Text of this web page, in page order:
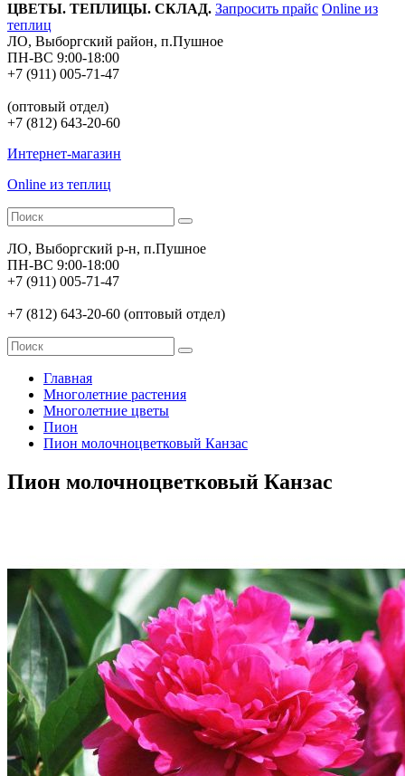
ЦВЕТЫ. ТЕПЛИЦЫ. СКЛАД. Запросить прайс Online из
теплиц
ЛО, Выборгский район, п.Пушное
ПН-ВС 9:00-18:00
+7 (911) 005-71-47
(оптовый отдел)
+7 (812) 643-20-60
Интернет-магазин
Online из теплиц
ЛО, Выборгский р-н, п.Пушное
ПН-ВС 9:00-18:00
+7 (911) 005-71-47
+7 (812) 643-20-60 (оптовый отдел)
Главная
Многолетние растения
Многолетние цветы
Пион
Пион молочноцветковый Канзас
Пион молочноцветковый Канзас